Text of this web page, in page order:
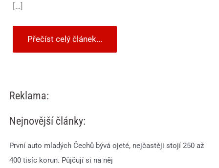
[…]
Přečíst celý článek...
Reklama:
Nejnovější články:
První auto mladých Čechů bývá ojeté, nejčastěji stojí 250 až
400 tisíc korun. Půjčují si na něj